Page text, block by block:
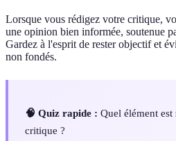
Lorsque vous rédigez votre critique,
une opinion bien informée, soutenue
Gardez à l'esprit de rester objectif et
non fondés.
🧠 Quiz rapide : Quel élément est
critique ?